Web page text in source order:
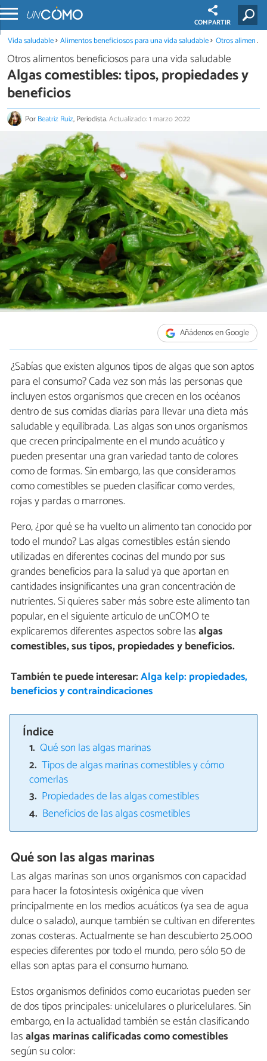
COMPARTIR
Vida saludable Alimentos beneficiosos para una vida saludable Otros alimentos beneficiosos para una vida saludable
Otros alimentos beneficiosos para una vida saludable
Algas comestibles: tipos, propiedades y
beneficios
PorBeatriz Ruiz, Periodista.Actualizado: 1 marzo 2022
Añádenos en Google
¿Sabías que existen algunos tipos de algas que son aptos
para el consumo? Cada vez son más las personas que
incluyen estos organismos que crecen en los océanos
dentro de sus comidas diarias para llevar una dieta más
saludable y equilibrada. Las algas son unos organismos
que crecen principalmente en el mundo acuático y
pueden presentar una gran variedad tanto de colores
como de formas. Sin embargo, las que consideramos
como comestibles se pueden clasificar como verdes,
rojas y pardas o marrones.
Pero, ¿por qué se ha vuelto un alimento tan conocido por
todo el mundo? Las algas comestibles están siendo
utilizadas en diferentes cocinas del mundo por sus
grandes beneficios para la salud ya que aportan en
cantidades insignificantes una gran concentración de
nutrientes. Si quieres saber más sobre este alimento tan
popular, en el siguiente artículo de unCOMO te
explicaremos diferentes aspectos sobre lasalgas
comestibles, sus tipos, propiedades y beneficios.
También te puede interesar:Alga kelp: propiedades,
beneficios y contraindicaciones
Índice
Qué son las algas marinas
Tipos de algas marinas comestibles y cómo
comerlas
Propiedades de las algas comestibles
Beneficios de las algas cosmetibles
Qué son las algas marinas
Las algas marinas son unos organismos con capacidad
para hacer la fotosíntesis oxigénica que viven
principalmente en los medios acuáticos (ya sea de agua
dulce o salado), aunque también se cultivan en diferentes
zonas costeras. Actualmente se han descubierto 25.000
especies diferentes por todo el mundo, pero sólo 50 de
ellas son aptas para el consumo humano.
Estos organismos definidos como eucariotas pueden ser
de dos tipos principales: unicelulares o pluricelulares. Sin
embargo, en la actualidad también se están clasificando
lasalgas marinas calificadas como comestibles
según su color: